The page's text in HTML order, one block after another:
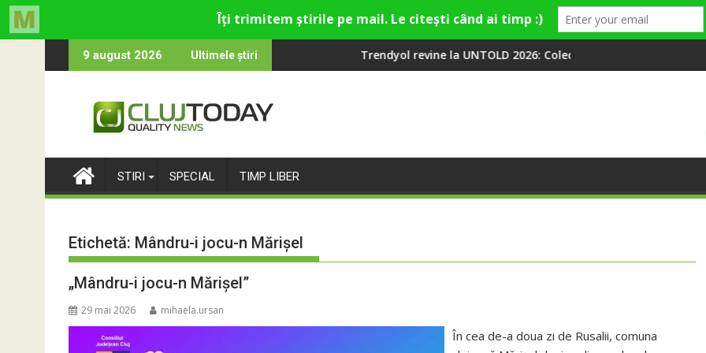
to
9 august 2026 Ultimele știri
rămân: Almost Still Trendyol revine la UNTOLD 2026: Colecții capsulă lansate cu Gina, Smiley și
Peste 100 000 de oameni
STIRI SPECIAL TIMP LIBER
Etichetă: Mândru-i jocu-n Mărișel
„Mândru-i jocu-n Mărișel”
29 mai 2026 mihaela.ursan
În cea de-a doua zi de Rusalii, comuna